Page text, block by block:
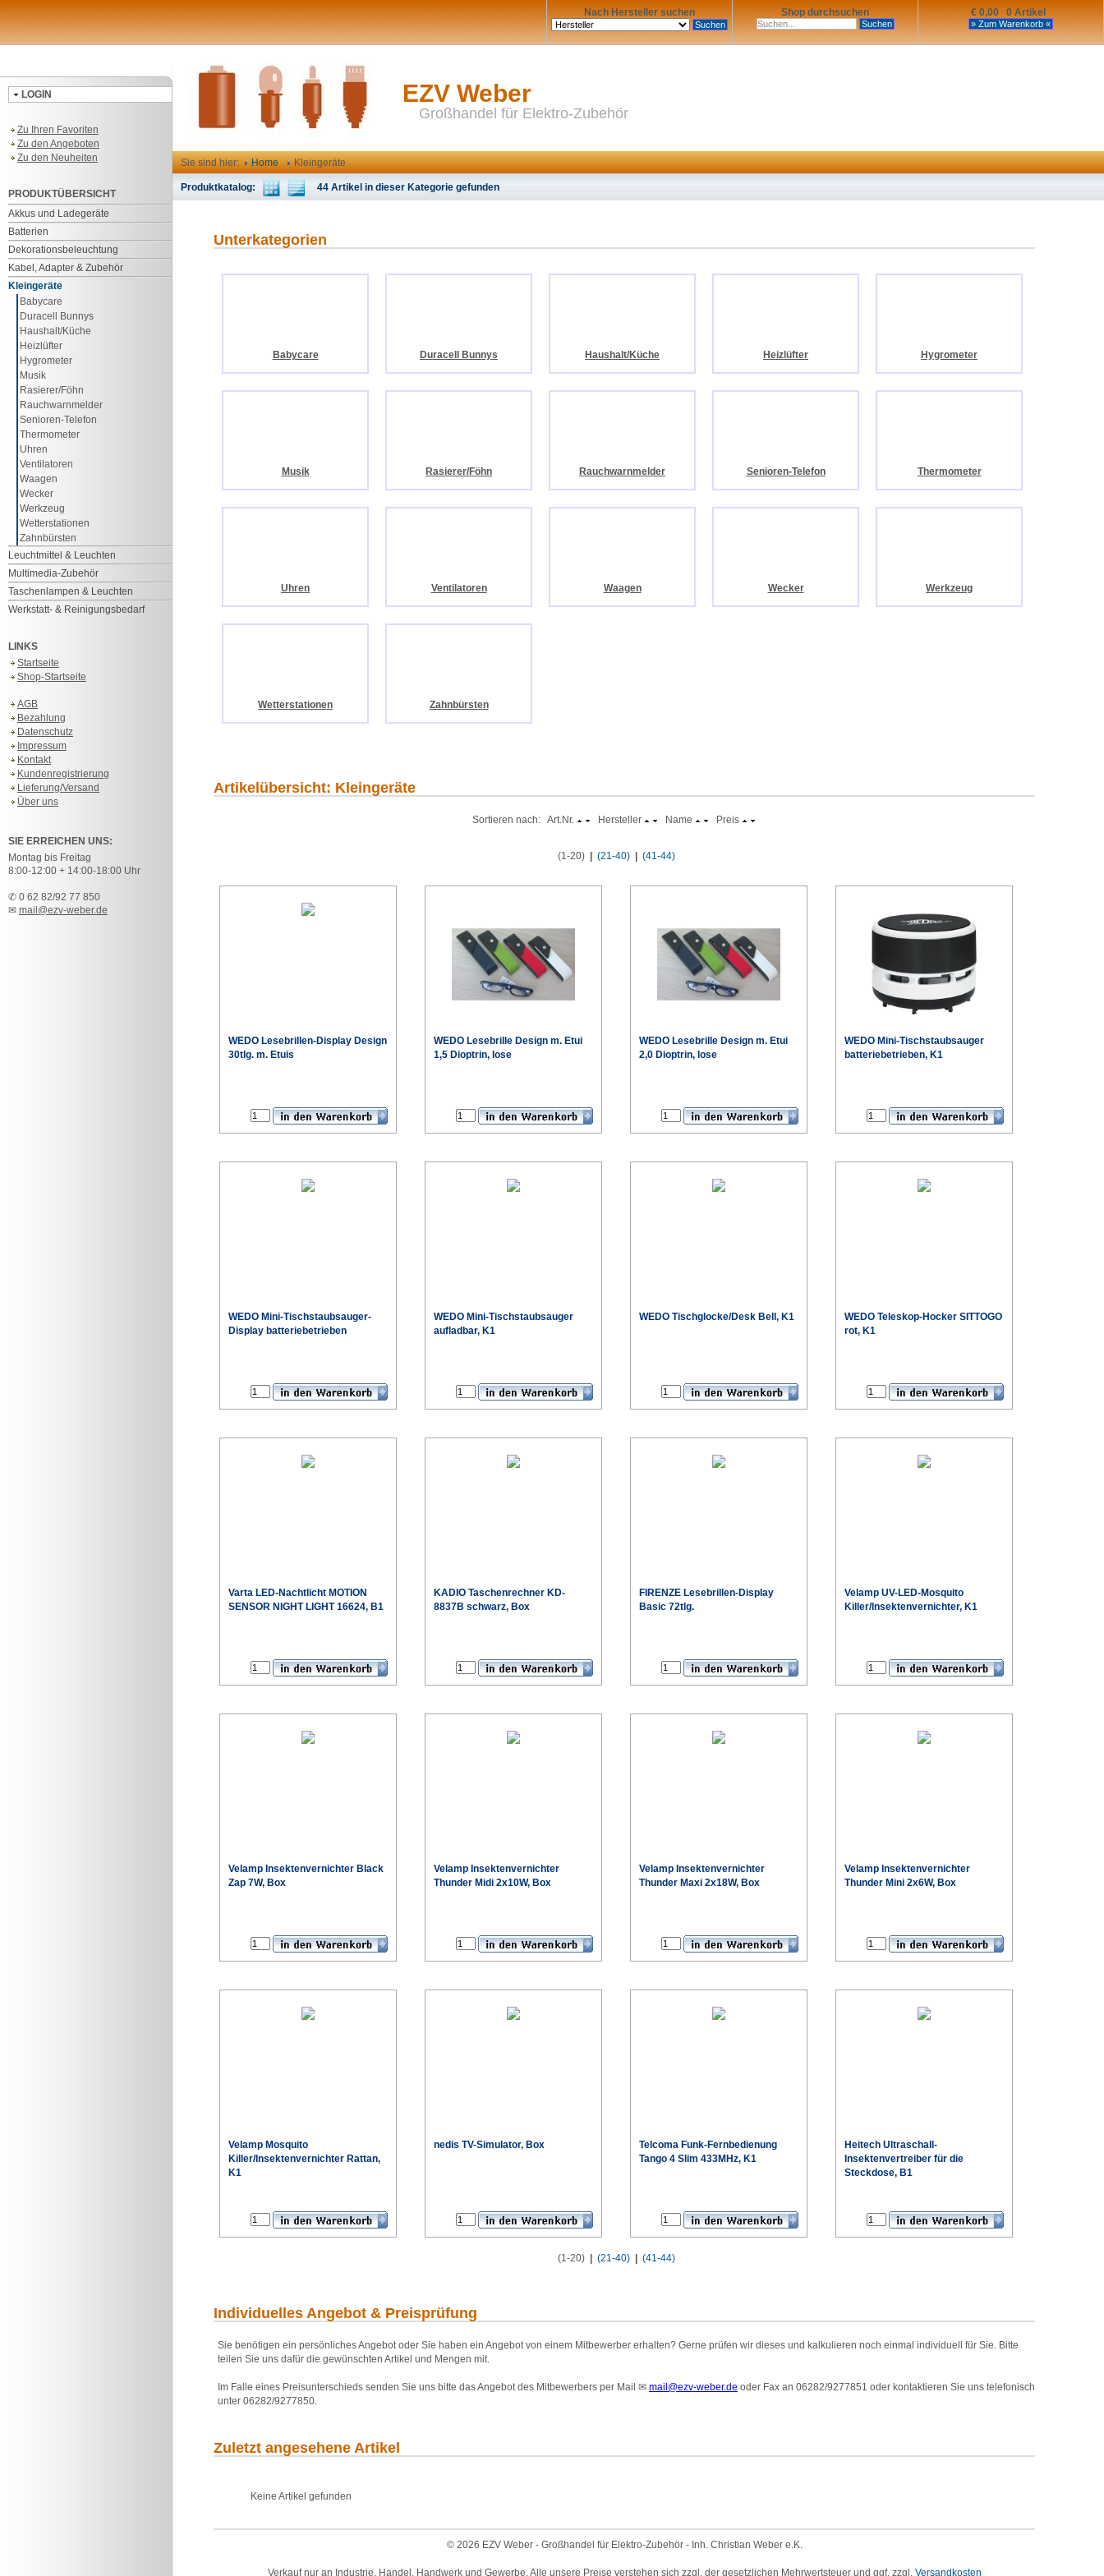
€ 0,00 0 Artikel
Shop durchsuchen
Nach Hersteller suchen
LOGIN
Zu Ihren Favoriten
Zu den Angeboten
Zu den Neuheiten
PRODUKTÜBERSICHT
Akkus und Ladegeräte
Batterien
Dekorationsbeleuchtung
Kabel, Adapter & Zubehör
Kleingeräte
Babycare
Duracell Bunnys
Haushalt/Küche
Heizlüfter
Hygrometer
Musik
Rasierer/Föhn
Rauchwarnmelder
Senioren-Telefon
Thermometer
Uhren
Ventilatoren
Waagen
Wecker
Werkzeug
Wetterstationen
Zahnbürsten
Leuchtmittel & Leuchten
Multimedia-Zubehör
Taschenlampen & Leuchten
Werkstatt- & Reinigungsbedarf
LINKS
Startseite
Shop-Startseite
AGB
Bezahlung
Datenschutz
Impressum
Kontakt
Kundenregistrierung
Lieferung/Versand
Über uns
SIE ERREICHEN UNS:
Montag bis Freitag
8:00-12:00 + 14:00-18:00 Uhr
✆ 0 62 82/92 77 850
✉ mail@ezv-weber.de
EZV Weber
Großhandel für Elektro-Zubehör
Sie sind hier: Home Kleingeräte
Produktkatalog: 44 Artikel in dieser Kategorie gefunden
Unterkategorien
Babycare Duracell Bunnys Haushalt/Küche Heizlüfter Hygrometer
Musik Rasierer/Föhn Rauchwarnmelder Senioren-Telefon Thermometer
Uhren Ventilatoren Waagen Wecker Werkzeug
Wetterstationen Zahnbürsten
Artikelübersicht: Kleingeräte
Sortieren nach: Art.Nr. Hersteller Name Preis
(1-20) (21-40) (41-44)
WEDO Lesebrillen-Display Design
30tlg. m. Etuis
WEDO Lesebrille Design m. Etui
1,5 Dioptrin, lose
WEDO Lesebrille Design m. Etui
2,0 Dioptrin, lose
WEDO Mini-Tischstaubsauger
batteriebetrieben, K1
WEDO Mini-Tischstaubsauger-
Display batteriebetrieben
WEDO Mini-Tischstaubsauger
aufladbar, K1
WEDO Tischglocke/Desk Bell, K1
WEDO Teleskop-Hocker SITTOGO
rot, K1
Varta LED-Nachtlicht MOTION
SENSOR NIGHT LIGHT 16624, B1
KADIO Taschenrechner KD-
8837B schwarz, Box
FIRENZE Lesebrillen-Display
Basic 72tlg.
Velamp UV-LED-Mosquito
Killer/Insektenvernichter, K1
Velamp Insektenvernichter Black
Zap 7W, Box
Velamp Insektenvernichter
Thunder Midi 2x10W, Box
Velamp Insektenvernichter
Thunder Maxi 2x18W, Box
Velamp Insektenvernichter
Thunder Mini 2x6W, Box
Velamp Mosquito
Killer/Insektenvernichter Rattan,
K1
nedis TV-Simulator, Box
Telcoma Funk-Fernbedienung
Tango 4 Slim 433MHz, K1
Heitech Ultraschall-
Insektenvertreiber für die
Steckdose, B1
(1-20) (21-40) (41-44)
Individuelles Angebot & Preisprüfung
Sie benötigen ein persönliches Angebot oder Sie haben ein Angebot von einem Mitbewerber erhalten? Gerne prüfen wir dieses und kalkulieren noch einmal individuell für Sie. Bitte
teilen Sie uns dafür die gewünschten Artikel und Mengen mit.
Im Falle eines Preisunterschieds senden Sie uns bitte das Angebot des Mitbewerbers per Mail ✉ mail@ezv-weber.de oder Fax an 06282/9277851 oder kontaktieren Sie uns telefonisch
unter 06282/9277850.
Zuletzt angesehene Artikel
Keine Artikel gefunden
© 2026 EZV Weber - Großhandel für Elektro-Zubehör - Inh. Christian Weber e.K.
Verkauf nur an Industrie, Handel, Handwerk und Gewerbe. Alle unsere Preise verstehen sich zzgl. der gesetzlichen Mehrwertsteuer und ggf. zzgl. Versandkosten